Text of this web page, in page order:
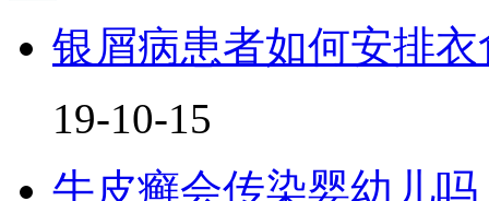
银屑病患者如何安排
19-10-15
牛皮癣会传染婴幼儿